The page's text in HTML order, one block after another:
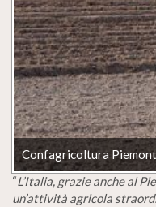
Confagricoltura
“L’Italia, grazie anche al
un’attività agricola